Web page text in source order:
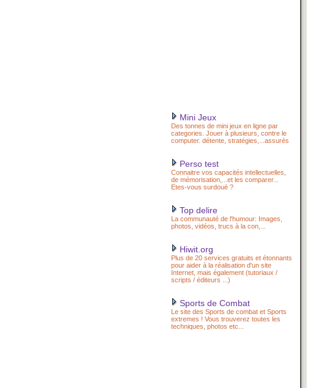
Mini Jeux
Des tonnes de mini jeux en ligne par
categories. Jouer à plusieurs, contre le
computer. détente, stratégies,...assurés
Perso test
Connaitre vos capacités intellectuelles,
de mémorisation,...et les comparer...
Etes-vous surdoué ?
Top delire
La communauté de l'humour: Images,
photos, vidéos, trucs à la con,...
Hiwit.org
Plus de 20 services gratuits et étonnants
pour aider à la réalisation d'un site
Internet, mais également (tutoriaux /
scripts / éditeurs ...)
Sports de Combat
Le site des Sports de combat et Sports
extremes ! Vous trouverez toutes les
techniques, photos etc...